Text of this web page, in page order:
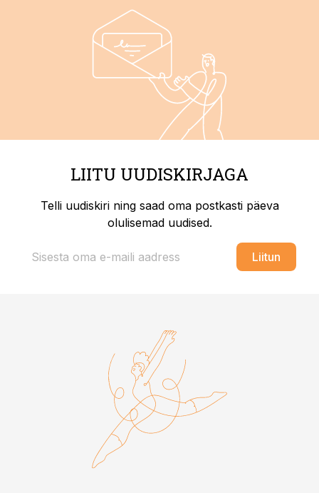
LIITU UUDISKIRJAGA
Telli uudiskiri ning saad oma postkasti päeva
olulisemad uudised.
Liitun